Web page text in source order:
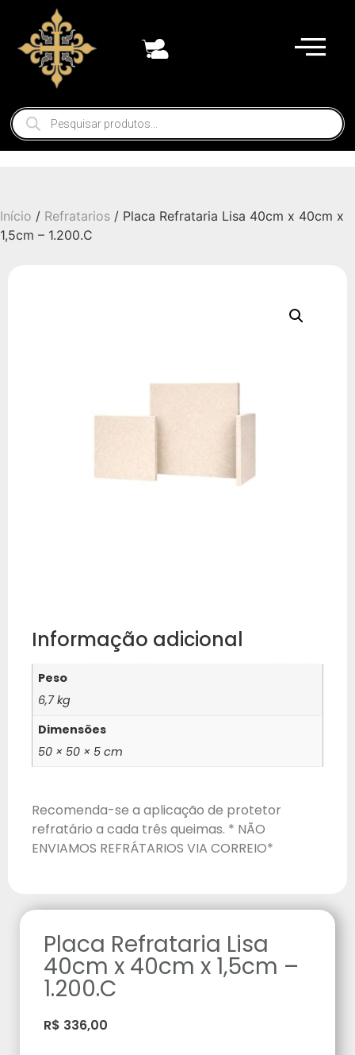
Início / Refratarios / Placa Refrataria Lisa 40cm x 40cm x
1,5cm – 1.200.C
Informação adicional
Peso
6,7 kg
Dimensões
50 × 50 × 5 cm
Recomenda-se a aplicação de protetor
refratário a cada três queimas. * NÃO
ENVIAMOS REFRÁTARIOS VIA CORREIO*
Placa Refrataria Lisa
40cm x 40cm x 1,5cm –
1.200.C
R$ 336,00